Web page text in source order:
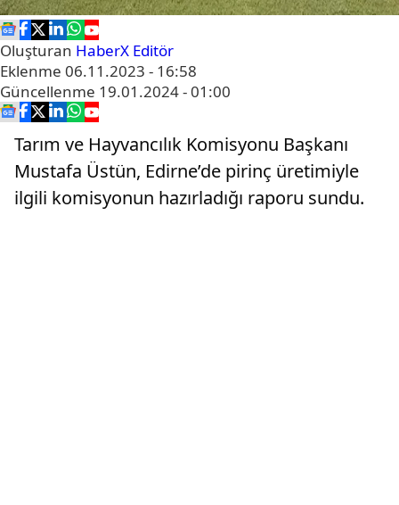
Oluşturan HaberX Editör
Eklenme 06.11.2023 - 16:58
Güncellenme 19.01.2024 - 01:00
Tarım ve Hayvancılık Komisyonu Başkanı
Mustafa Üstün, Edirne’de pirinç üretimiyle
ilgili komisyonun hazırladığı raporu sundu.